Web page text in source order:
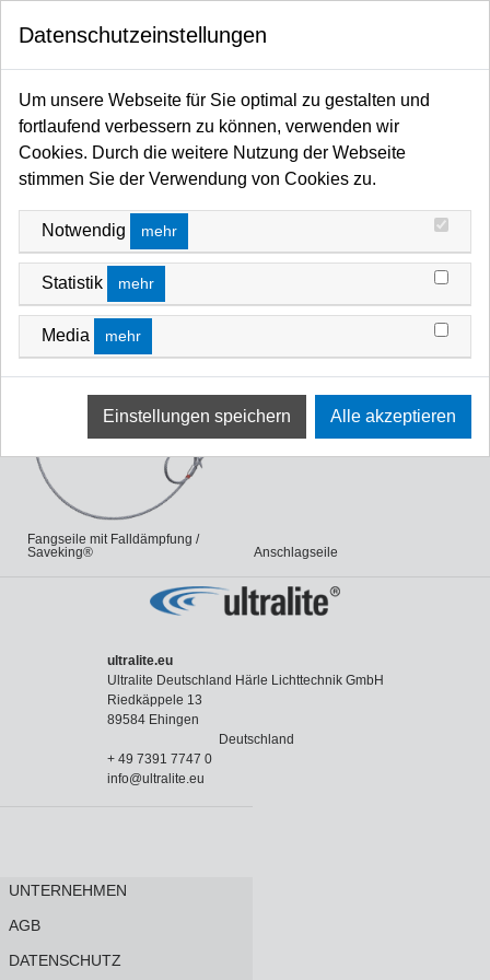
Startseite
Traversen / Rigging Kettenzüge / Anschlagmittel / Arbeitsschutz
FANGSEILE / ANSCHLAGSEILE
Fangseile Fangseile Eco
Fangseile mit Falldämpfung /
Saveking®
Anschlagseile
ultralite.eu
Ultralite Deutschland Härle Lichttechnik GmbH
Riedkäppele 13
89584 Ehingen
Deutschland
+ 49 7391 7747 0
info@ultralite.eu
UNTERNEHMEN
AGB
DATENSCHUTZ
Datenschutzeinstellungen
Um unsere Webseite für Sie optimal zu gestalten und
fortlaufend verbessern zu können, verwenden wir
Cookies. Durch die weitere Nutzung der Webseite
stimmen Sie der Verwendung von Cookies zu.
Notwendig mehr
Statistik mehr
Media mehr